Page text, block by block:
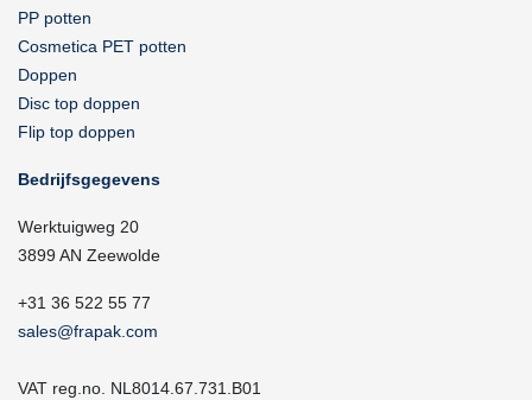
PP potten
Cosmetica PET potten
Doppen
Disc top doppen
Flip top doppen
Bedrijfsgegevens
Werktuigweg 20
3899 AN Zeewolde
+31 36 522 55 77
sales@frapak.com
VAT reg.no. NL8014.67.731.B01